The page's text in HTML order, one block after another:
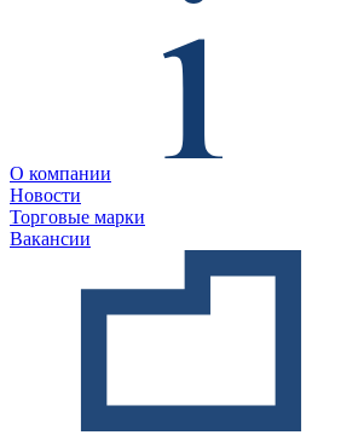
О компании
Новости
Торговые марки
Вакансии